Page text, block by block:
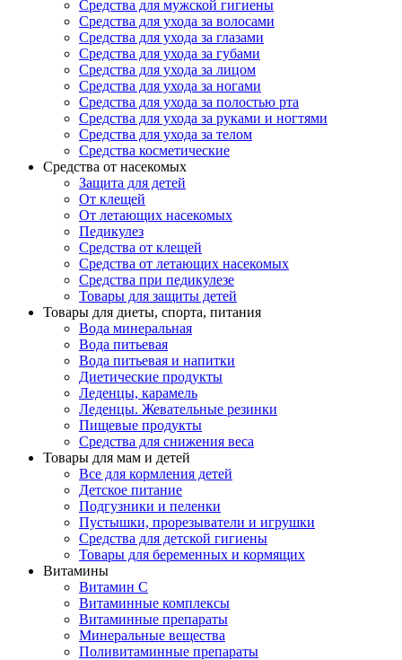
Средства для мужской гигиены
Средства для ухода за волосами
Средства для ухода за глазами
Средства для ухода за губами
Средства для ухода за лицом
Средства для ухода за ногами
Средства для ухода за полостью рта
Средства для ухода за руками и ногтями
Средства для ухода за телом
Средства косметические
Средства от насекомых
Защита для детей
От клещей
От летающих насекомых
Педикулез
Средства от клещей
Средства от летающих насекомых
Средства при педикулезе
Товары для защиты детей
Товары для диеты, спорта, питания
Вода минеральная
Вода питьевая
Вода питьевая и напитки
Диетические продукты
Леденцы, карамель
Леденцы. Жевательные резинки
Пищевые продукты
Средства для снижения веса
Товары для мам и детей
Все для кормления детей
Детское питание
Подгузники и пеленки
Пустышки, прорезыватели и игрушки
Средства для детской гигиены
Товары для беременных и кормящих
Витамины
Витамин С
Витаминные комплексы
Витаминные препараты
Минеральные вещества
Поливитаминные препараты